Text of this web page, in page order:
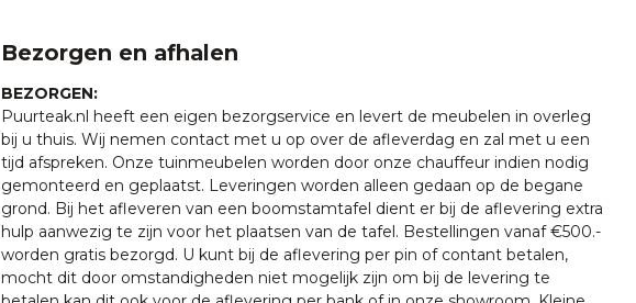
Bezorgen en afhalen
BEZORGEN:
Puurteak.nl heeft een eigen bezorgservice en levert de meubelen in overleg
bij u thuis. Wij nemen contact met u op over de afleverdag en zal met u een
tijd afspreken. Onze tuinmeubelen worden door onze chauffeur indien nodig
gemonteerd en geplaatst. Leveringen worden alleen gedaan op de begane
grond. Bij het afleveren van een boomstamtafel dient er bij de aflevering extra
hulp aanwezig te zijn voor het plaatsen van de tafel. Bestellingen vanaf €500.-
worden gratis bezorgd. U kunt bij de aflevering per pin of contant betalen,
mocht dit door omstandigheden niet mogelijk zijn om bij de levering te